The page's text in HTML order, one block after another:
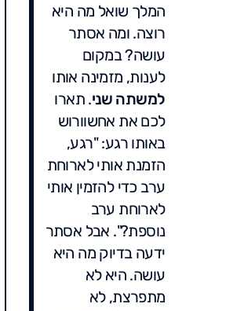
המלך שואל מה היא
רוצה. ומה אסתר
עושה? במקום
לענות, מזמינה אותו
למשתה שני. תארו
לכם את אחשוורוש
באותו רגע: "רגע,
הזמנת אותי לארוחת
ערב כדי להזמין אותי
לארוחת ערב
נוספת?". אבל אסתר
ידעה בדיוק מה היא
עושה. היא לא
מתפרצת, לא